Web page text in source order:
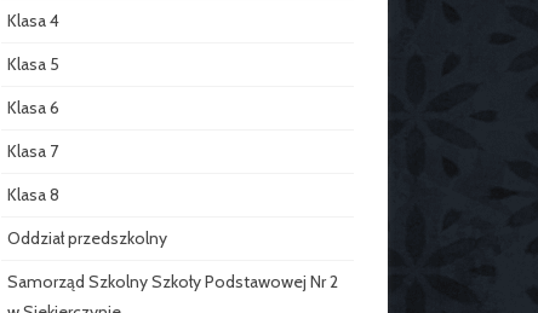
Klasa 4
Klasa 5
Klasa 6
Klasa 7
Klasa 8
Oddział przedszkolny
Samorząd Szkolny Szkoły Podstawowej Nr 2